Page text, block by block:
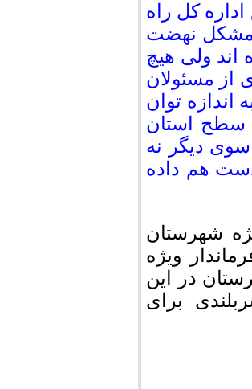
کل راه
مشکل نهضت
اند ولی هیچ
از مسئولان
توان
سطح استان
سوی دیگر نه
هم داده
شهرستان
ویژه
در این
برای